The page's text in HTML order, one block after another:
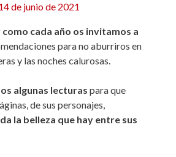
de junio de 2021
cada año os invitamos a
para no aburriros en
y las noches calurosas.
algunas lecturas para que
de sus personajes,
la belleza que hay entre sus